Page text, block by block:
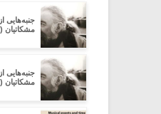
جنبه‌هایی
مشکاتیان (۳)
جنبه‌هایی
مشکاتیان (۱۱)